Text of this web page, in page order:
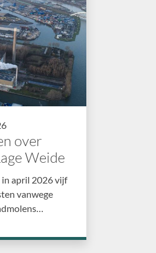
over
Weide
april 2026 vijf
vanwege